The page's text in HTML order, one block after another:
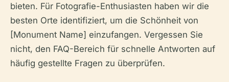
bieten. Für Fotografie-Enthusiasten haben wir die
besten Orte identifiziert, um die Schönheit von
[Monument Name] einzufangen. Vergessen Sie
nicht, den FAQ-Bereich für schnelle Antworten auf
häufig gestellte Fragen zu überprüfen.